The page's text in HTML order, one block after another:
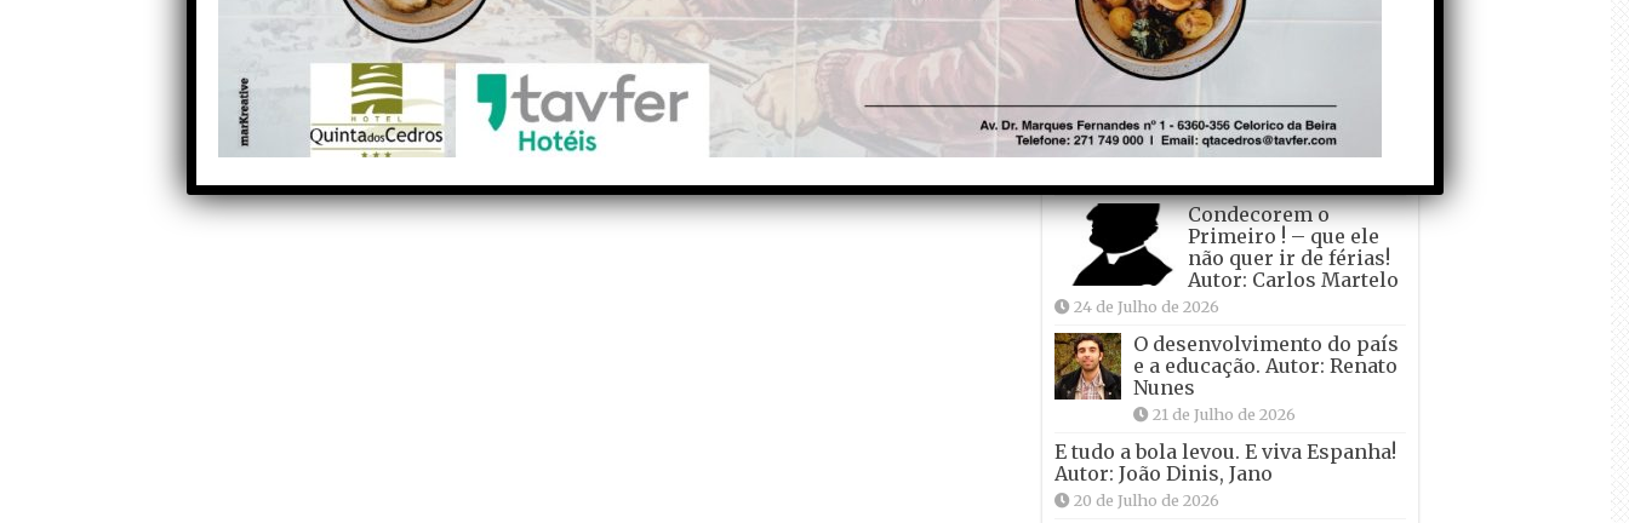
1 de Agosto de 2026
Tadei Pogacar vence o
“Tour” – A “Volta a
França em Bicicleta”
pela quinta vez! Autor:
João Dinis
Condecorem o
Primeiro ! – que ele
não quer ir de férias!
Autor: Carlos Martelo
24 de Julho de 2026
O desenvolvimento do país
e a educação. Autor: Renato
Nunes
21 de Julho de 2026
E tudo a bola levou. E viva Espanha!
Autor: João Dinis, Jano
20 de Julho de 2026